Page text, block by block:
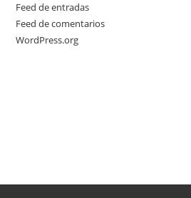
Feed de entradas
Feed de comentarios
WordPress.org